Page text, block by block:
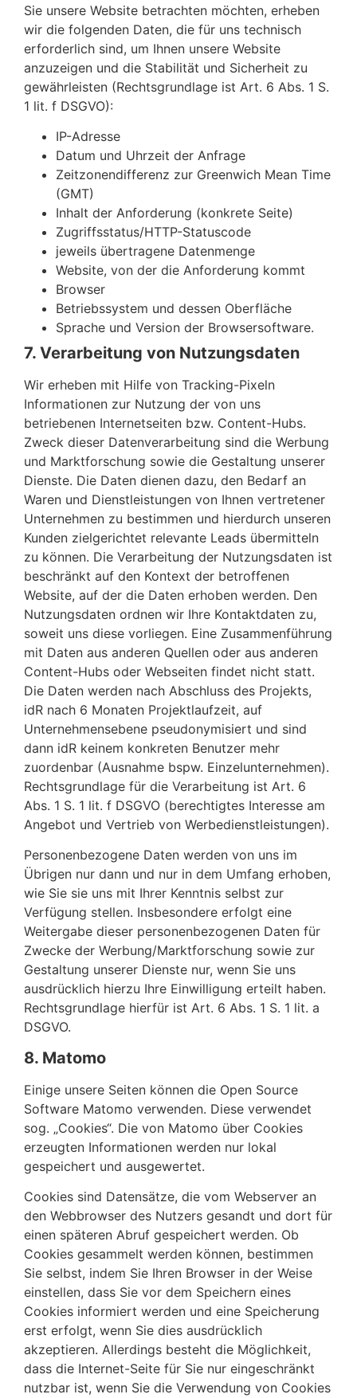
Sie unsere Website betrachten möchten, erheben
wir die folgenden Daten, die für uns technisch
erforderlich sind, um Ihnen unsere Website
anzuzeigen und die Stabilität und Sicherheit zu
gewährleisten (Rechtsgrundlage ist Art. 6 Abs. 1 S.
1 lit. f DSGVO):
IP-Adresse
Datum und Uhrzeit der Anfrage
Zeitzonendifferenz zur Greenwich Mean Time
(GMT)
Inhalt der Anforderung (konkrete Seite)
Zugriffsstatus/HTTP-Statuscode
jeweils übertragene Datenmenge
Website, von der die Anforderung kommt
Browser
Betriebssystem und dessen Oberfläche
Sprache und Version der Browsersoftware.
7. Verarbeitung von Nutzungsdaten
Wir erheben mit Hilfe von Tracking-Pixeln
Informationen zur Nutzung der von uns
betriebenen Internetseiten bzw. Content-Hubs.
Zweck dieser Datenverarbeitung sind die Werbung
und Marktforschung sowie die Gestaltung unserer
Dienste. Die Daten dienen dazu, den Bedarf an
Waren und Dienstleistungen von Ihnen vertretener
Unternehmen zu bestimmen und hierdurch unseren
Kunden zielgerichtet relevante Leads übermitteln
zu können. Die Verarbeitung der Nutzungsdaten ist
beschränkt auf den Kontext der betroffenen
Website, auf der die Daten erhoben werden. Den
Nutzungsdaten ordnen wir Ihre Kontaktdaten zu,
soweit uns diese vorliegen. Eine Zusammenführung
mit Daten aus anderen Quellen oder aus anderen
Content-Hubs oder Webseiten findet nicht statt.
Die Daten werden nach Abschluss des Projekts,
idR nach 6 Monaten Projektlaufzeit, auf
Unternehmensebene pseudonymisiert und sind
dann idR keinem konkreten Benutzer mehr
zuordenbar (Ausnahme bspw. Einzelunternehmen).
Rechtsgrundlage für die Verarbeitung ist Art. 6
Abs. 1 S. 1 lit. f DSGVO (berechtigtes Interesse am
Angebot und Vertrieb von Werbedienstleistungen).
Personenbezogene Daten werden von uns im
Übrigen nur dann und nur in dem Umfang erhoben,
wie Sie sie uns mit Ihrer Kenntnis selbst zur
Verfügung stellen. Insbesondere erfolgt eine
Weitergabe dieser personenbezogenen Daten für
Zwecke der Werbung/Marktforschung sowie zur
Gestaltung unserer Dienste nur, wenn Sie uns
ausdrücklich hierzu Ihre Einwilligung erteilt haben.
Rechtsgrundlage hierfür ist Art. 6 Abs. 1 S. 1 lit. a
DSGVO.
8. Matomo
Einige unsere Seiten können die Open Source
Software Matomo verwenden. Diese verwendet
sog. „Cookies“. Die von Matomo über Cookies
erzeugten Informationen werden nur lokal
gespeichert und ausgewertet.
Cookies sind Datensätze, die vom Webserver an
den Webbrowser des Nutzers gesandt und dort für
einen späteren Abruf gespeichert werden. Ob
Cookies gesammelt werden können, bestimmen
Sie selbst, indem Sie Ihren Browser in der Weise
einstellen, dass Sie vor dem Speichern eines
Cookies informiert werden und eine Speicherung
erst erfolgt, wenn Sie dies ausdrücklich
akzeptieren. Allerdings besteht die Möglichkeit,
dass die Internet-Seite für Sie nur eingeschränkt
nutzbar ist, wenn Sie die Verwendung von Cookies